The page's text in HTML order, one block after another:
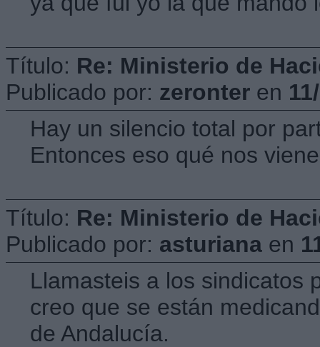
Título: Re: Ministerio de
Publicado por: zeronter en
Hay un silencio total por
Entonces eso qué nos
Título: Re: Ministerio de
Publicado por: asturiana en
Llamasteis a los sindicatos
creo que se están
de Andalucía.